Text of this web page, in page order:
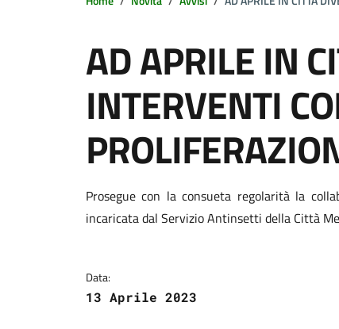
AD APRILE IN
INTERVENTI
Dettagli della
Prosegue con la consueta regolarità la
incaricata dal Servizio Antinsetti della Città
Data:
13 Aprile 2023